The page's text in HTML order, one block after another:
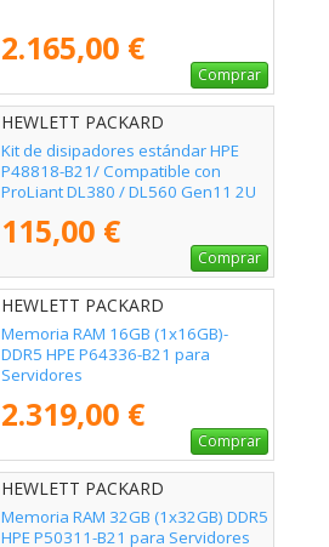
2.165,00 €
Comprar
HEWLETT PACKARD
ENTERPRISE - P48818-B21
Kit de disipadores estándar HPE
P48818-B21/ Compatible con
ProLiant DL380 / DL560 Gen11 2U
115,00 €
Comprar
HEWLETT PACKARD
ENTERPRISE - P64336-B21
Memoria RAM 16GB (1x16GB)-
DDR5 HPE P64336-B21 para
Servidores
2.319,00 €
Comprar
HEWLETT PACKARD
ENTERPRISE - P50311-B21
Memoria RAM 32GB (1x32GB) DDR5
HPE P50311-B21 para Servidores